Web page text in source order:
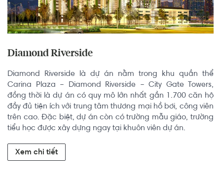
Diamond Riverside
Diamond Riverside là dự án nằm trong khu quần thể
Carina Plaza – Diamond Riverside – City Gate Towers,
đồng thời là dự án có quy mô lớn nhất gần 1.700 căn hộ
đầy đủ tiện ích với trung tâm thương mại hồ bơi, công viên
trên cao. Đặc biệt, dự án còn có trường mẫu giáo, trường
tiểu học được xây dựng ngay tại khuôn viên dự án.
Xem chi tiết